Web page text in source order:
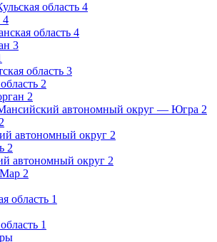
область 4
4
область 4
3
область 3
2
2
автономный округ — Югра 2
2
автономный округ 2
2
автономный округ 2
2
область 1
1